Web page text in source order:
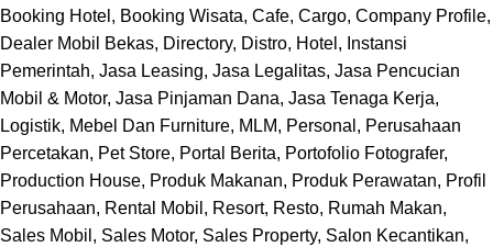
Booking Hotel , Booking Wisata, Cafe, Cargo, Company Profile,
Dealer Mobil Bekas, Directory, Distro, Hotel , Instansi
Pemerintah, Jasa Leasing, Jasa Legalitas, Jasa Pencucian
Mobil & Motor, Jasa Pinjaman Dana, Jasa Tenaga Kerja,
Logistik, Mebel Dan Furniture, MLM, Personal , Perusahaan
Percetakan, Pet Store, Portal Berita, Portofolio Fotografer,
Production House, Produk Makanan, Produk Perawatan, Profil
Perusahaan, Rental Mobil , Resort, Resto, Rumah Makan,
Sales Mobil , Sales Motor, Sales Property, Salon Kecantikan,